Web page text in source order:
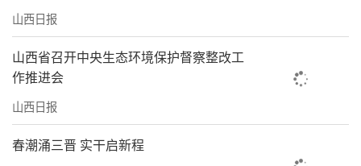
山西日报
山西省召开中央生态环境保护督察整改工
作推进会
山西日报
春潮涌三晋 实干启新程